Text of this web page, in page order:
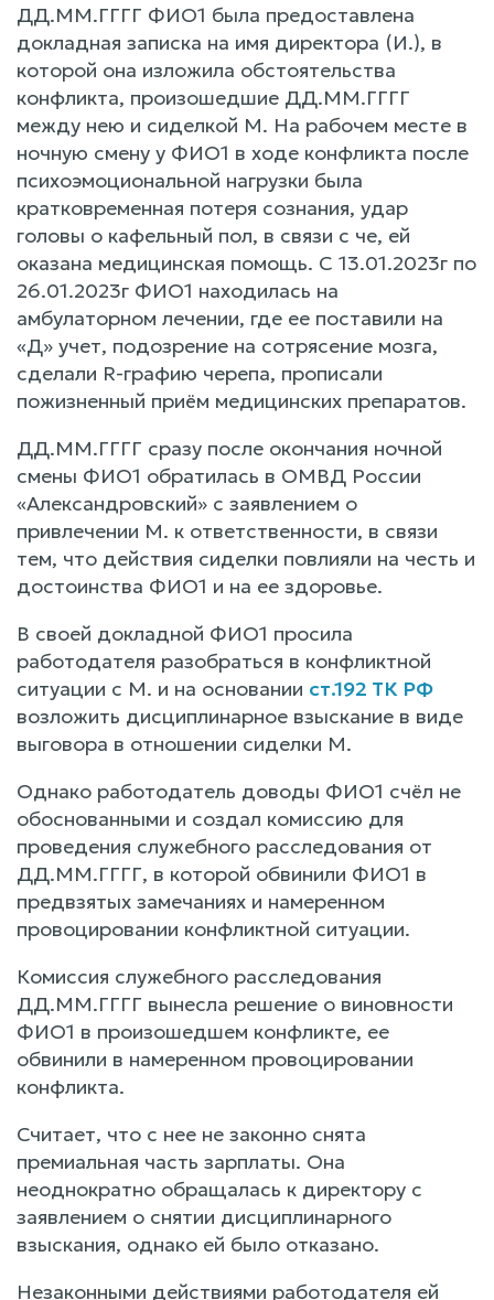
ДД.ММ.ГГГГ ФИО1 была предоставлена
докладная записка на имя директора (И.), в
которой она изложила обстоятельства
конфликта, произошедшие ДД.ММ.ГГГГ
между нею и сиделкой М. На рабочем месте в
ночную смену у ФИО1 в ходе конфликта после
психоэмоциональной нагрузки была
кратковременная потеря сознания, удар
головы о кафельный пол, в связи с че, ей
оказана медицинская помощь. С 13.01.2023г по
26.01.2023г ФИО1 находилась на
амбулаторном лечении, где ее поставили на
«Д» учет, подозрение на сотрясение мозга,
сделали R-графию черепа, прописали
пожизненный приём медицинских препаратов.
ДД.ММ.ГГГГ сразу после окончания ночной
смены ФИО1 обратилась в ОМВД России
«Александровский» с заявлением о
привлечении М. к ответственности, в связи
тем, что действия сиделки повлияли на честь и
достоинства ФИО1 и на ее здоровье.
В своей докладной ФИО1 просила
работодателя разобраться в конфликтной
ситуации с М. и на основании ст.192 ТК РФ
возложить дисциплинарное взыскание в виде
выговора в отношении сиделки М.
Однако работодатель доводы ФИО1 счёл не
обоснованными и создал комиссию для
проведения служебного расследования от
ДД.ММ.ГГГГ, в которой обвинили ФИО1 в
предвзятых замечаниях и намеренном
провоцировании конфликтной ситуации.
Комиссия служебного расследования
ДД.ММ.ГГГГ вынесла решение о виновности
ФИО1 в произошедшем конфликте, ее
обвинили в намеренном провоцировании
конфликта.
Считает, что с нее не законно снята
премиальная часть зарплаты. Она
неоднократно обращалась к директору с
заявлением о снятии дисциплинарного
взыскания, однако ей было отказано.
Незаконными действиями работодателя ей